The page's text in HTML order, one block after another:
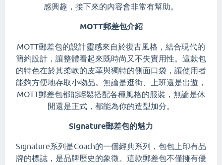
感興趣，接下來的內容會非常有幫助。
MOTT郵差包介紹
MOTT郵差包的設計靈感來自於復古風格，結合現代的
簡約設計，讓整體看起來既時尚又不失實用性。這款包
的特色在於其柔軟的皮革與獨特的側面口袋，讓使用者
能夠方便地存取小物品。無論是逛街、上班還是出遊，
MOTT郵差包都能輕鬆搭配各種風格的服裝，無論是休
閒還是正式，都能為你的造型加分。
Signature郵差包的魅力
Signature系列是Coach的一個經典系列，包包上印有品
牌的標誌，是品牌歷史的象徵。這款郵差包不僅擁有優